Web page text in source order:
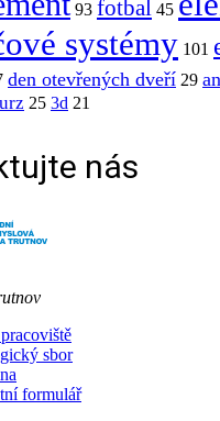
93 fotbal 45
systémy 101
den otevřených dveří 29
25 3d 21
nás
sbor
formulář